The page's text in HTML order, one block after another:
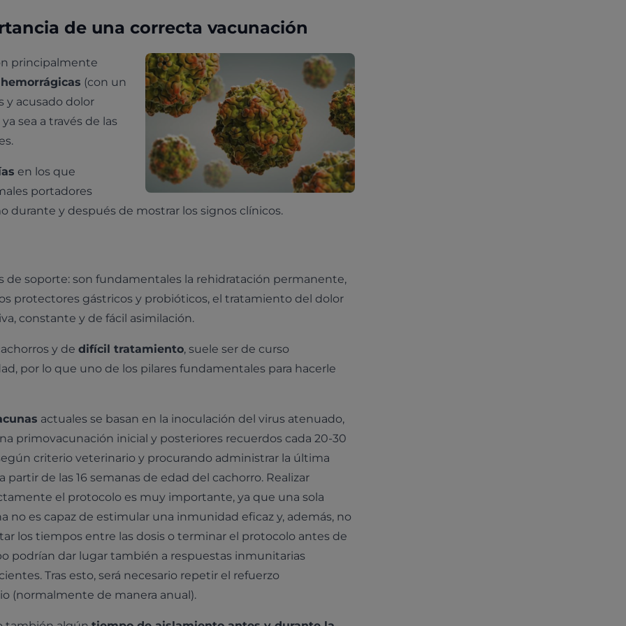
de una correcta vacunación
principalmente
(con un
y acusado dolor
sea a través de las
en los que
portadores
y después de mostrar los signos clínicos.
de soporte: son fundamentales la rehidratación permanente,
protectores gástricos y probióticos, el tratamiento del dolor
constante y de fácil asimilación.
y de difícil tratamiento, suele ser de curso
por lo que uno de los pilares fundamentales para hacerle
actuales se basan en la inoculación del virus atenuado,
primovacunación inicial y posteriores recuerdos cada 20-30
criterio veterinario y procurando administrar la última
partir de las 16 semanas de edad del cachorro. Realizar
el protocolo es muy importante, ya que una sola
no es capaz de estimular una inmunidad eficaz y, además, no
los tiempos entre las dosis o terminar el protocolo antes de
podrían dar lugar también a respuestas inmunitarias
Tras esto, será necesario repetir el refuerzo
(normalmente de manera anual).